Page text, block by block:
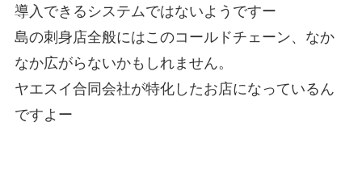
導入できるシステムではないようですー
島の刺身店全般にはこのコールドチェーン、なか
なか広がらないかもしれません。
ヤエスイ合同会社が特化したお店になっているん
ですよー